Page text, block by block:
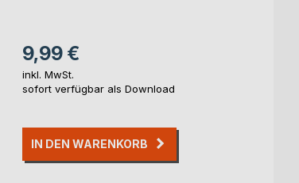
9,99 €
inkl. MwSt.
sofort verfügbar als Download
IN DEN WARENKORB